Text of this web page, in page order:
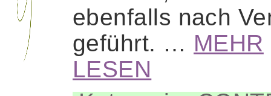
ebenfalls nach
geführt. … MEHR
LESEN